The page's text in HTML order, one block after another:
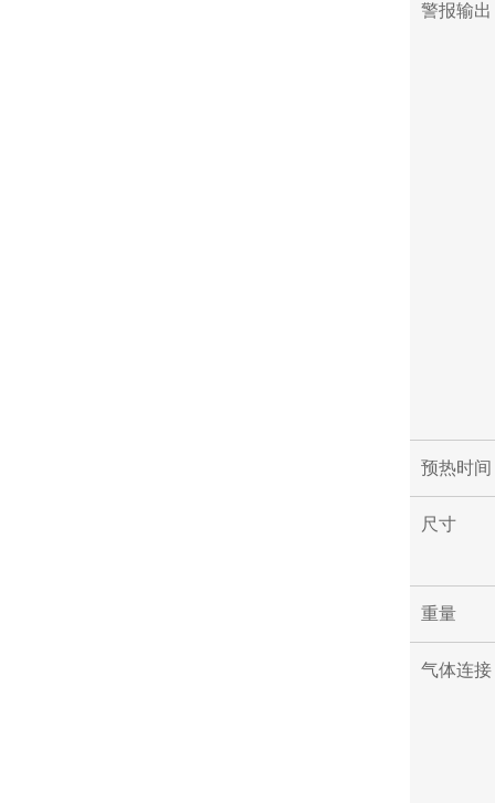
警报输出
预热时间
尺寸
重量
气体连接